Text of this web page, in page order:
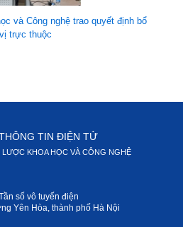
và Công nghệ trao quyết định bổ
trực thuộc
TIN ĐIỆN TỬ
LƯỢC KHOA HỌC VÀ CÔNG NGHỆ
số vô tuyến điện
Yên Hòa, thành phố Hà Nội